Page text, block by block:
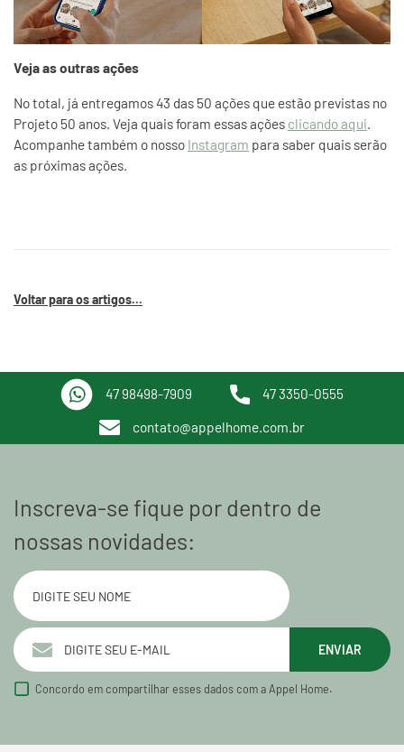
Veja as outras ações
No total, já entregamos 43 das 50 ações que estão previstas no
Projeto 50 anos. Veja quais foram essas ações clicando aqui.
Acompanhe também o nosso Instagram para saber quais serão
as próximas ações.
Voltar para os artigos...
47 98498-7909 47 3350-0555
contato@appelhome.com.br
Inscreva-se fique por dentro de
nossas novidades:
ENVIAR
Concordo em compartilhar esses dados com a Appel Home.